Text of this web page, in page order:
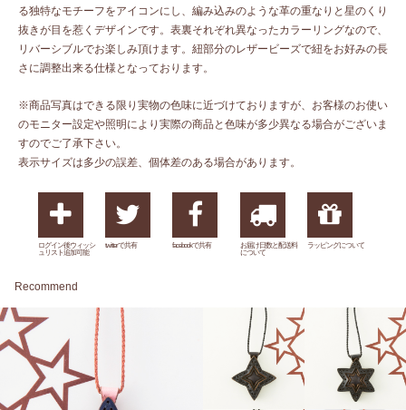
る独特なモチーフをアイコンにし、編み込みのような革の重なりと星のくり
抜きが目を惹くデザインです。表裏それぞれ異なったカラーリングなので、
リバーシブルでお楽しみ頂けます。紐部分のレザービーズで紐をお好みの長
さに調整出来る仕様となっております。
※商品写真はできる限り実物の色味に近づけておりますが、お客様のお使い
のモニター設定や照明により実際の商品と色味が多少異なる場合がございま
すのでご了承下さい。
表示サイズは多少の誤差、個体差のある場合があります。
ログイン後ウィッシ
ュリスト追加可能
twitterで共有 facebookで共有
お届け日数と配送料
について
ラッピングについて
Recommend